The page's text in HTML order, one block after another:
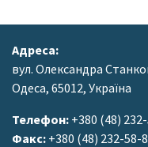
Адреса:
вул. Олександра
Одеса, 65012, Україна
Телефон: +380 (48)
Факс: +380 (48) 232-58-